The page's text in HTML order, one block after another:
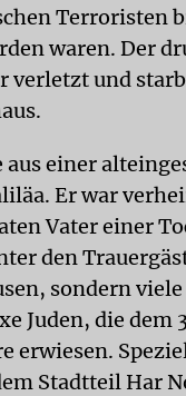
Terroristen
waren. Der
verletzt und
einer
Er war
Vater einer
den
sondern viele
Juden, die dem
erwiesen.
Stadtteil Har